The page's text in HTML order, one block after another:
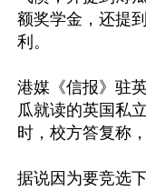
额奖学金，还提
利。
港媒《信报》驻
瓜就读的英国私
时，校方答复称
据说因为要竞选